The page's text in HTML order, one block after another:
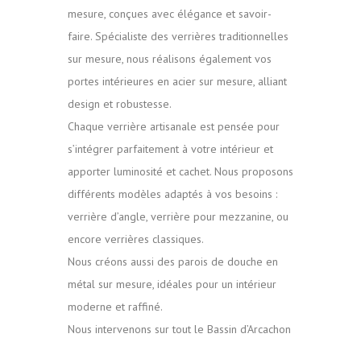
mesure, conçues avec élégance et savoir-
faire. Spécialiste des verrières traditionnelles
sur mesure, nous réalisons également vos
portes intérieures en acier sur mesure, alliant
design et robustesse.
Chaque verrière artisanale est pensée pour
s’intégrer parfaitement à votre intérieur et
apporter luminosité et cachet. Nous proposons
différents modèles adaptés à vos besoins :
verrière d’angle, verrière pour mezzanine, ou
encore verrières classiques.
Nous créons aussi des parois de douche en
métal sur mesure, idéales pour un intérieur
moderne et raffiné.
Nous intervenons sur tout le Bassin d’Arcachon